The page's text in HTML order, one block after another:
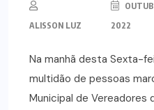
ALISSON LUZ
2022
Na manhã desta Sexta-
multidão de pessoas
Municipal de Vereadores